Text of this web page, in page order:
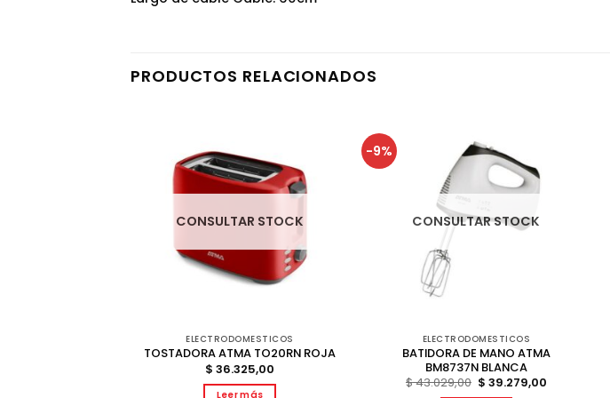
PRODUCTOS RELACIONADOS
CONSULTAR STOCK
ELECTRODOMESTICOS
TOSTADORA ATMA TO20RN ROJA
$ 36.325,00
Leer más
-9%
CONSULTAR STOCK
ELECTRODOMESTICOS
BATIDORA DE MANO ATMA
BM8737N BLANCA
$43.029,00 El
precio
$ 39.279,00El